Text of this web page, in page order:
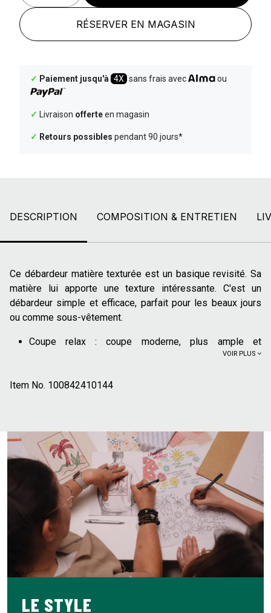
RÉSERVER EN MAGASIN
✓ Paiement jusqu'à 4X sans frais avec ou
✓ Livraison offerteen magasin
✓ Retours possibles pendant 90 jours*
DESCRIPTION COMPOSITION & ENTRETIEN
Ce débardeur matière texturée est un basique revisité. Sa
matière lui apporte une texture intéressante. C'est un
débardeur simple et efficace, parfait pour les beaux jours
ou comme sous-vêtement.
Coupe relax : coupe moderne, plus ample et
Finitions coletage en emmanchure et encolure
insecticides, engrais). Plus de 70% des cultures de
coton issu de l'agriculture biologique n'utilisent pas
d'irrigation artificielle et se contentent de l'eau de pluie
20% de polyester recyclé
Ce débardeur se porte facilement avec un jean brut et des
baskets pour un look décontracté. On peut aussi l'associer
à un short chino et des espadrilles pour une allure plus
estivale. Il peut également se porter sous une chemise
ouverte pour un style plus travaillé.
VOIR PLUS
Item No. 100842410144
LE STYLE